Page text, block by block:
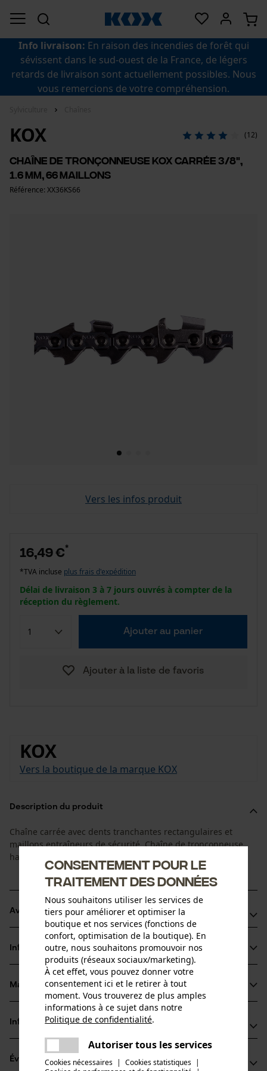
Info livraison: En raison des incendies de forêt qui
sévissent dans le sud-ouest de la France, de légers
retards de livraison sont actuellement possibles. Nous
vous remercions de votre compréhension.
KOX (12)
Chaîne de tronçonneuse KOX carrée 3/8",
1.6 mm, 66 maillons
Référence: XX36KS66
Vers les infos produit
16,49 €*
*TVA incluse plus frais d'expédition
Délai de livraison 3 à 7 jours ouvrés à compter de la
réception du règlement.
Ajouter au panier
Ajouter à la liste de favoris
KOX
Vers la boutique de la marque KOX
Description du produit
Chaîne carrée avec dents tranchantes rectangulaires et
maillons entraîneurs de sécurité. Chaîne de tronçonneuse
haute performance pour une utilisation professionnelle.
Avantages du produit
La chaîne réduit les vibrations du dispositif de coupe
Dents carrées très performantes
Marquage de l'angle d'affûtage sur le sommet des dents
pour un affûtage correct
Informations sur le produit
Détails du produit
Type dactivité
Matériau & entretien
Matériau principal
Informations fabricant
Oregon Tool GmbH
Lise-Meitner-Str. 4
Évaluations
Consentement pour le
traitement des données
Nous souhaitons utiliser les services de
tiers pour améliorer et optimiser la
boutique et nos services (fonctions de
confort, optimisation de la boutique). En
outre, nous souhaitons promouvoir nos
produits (réseaux sociaux/marketing).
À cet effet, vous pouvez donner votre
consentement ici et le retirer à tout
moment. Vous trouverez de plus amples
informations à ce sujet dans notre
Politique de confidentialité.
Autoriser tous les services
Cookies nécessaires | Cookies statistiques |
Une erreur s'est produite. Veuillez
essayer encore.
partager
partager